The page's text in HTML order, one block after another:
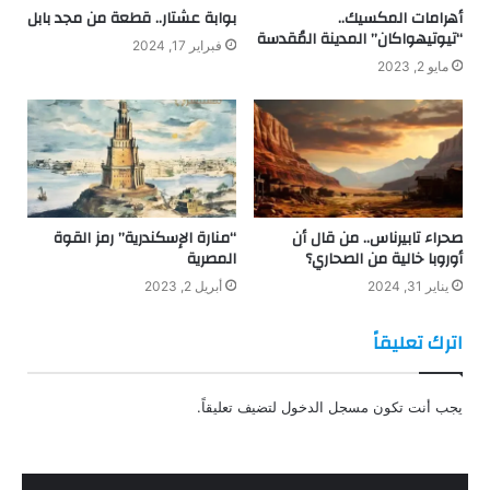
أهرامات المكسيك..
“تيوتيهواكان” المدينة المُقدسة
مايو 2, 2023
بوابة عشتار.. قطعة من مجد بابل
فبراير 17, 2024
صحراء تابيرناس.. من قال أن
أوروبا خالية من الصحاري؟
يناير 31, 2024
“منارة الإسكندرية” رمز القوة
المصرية
أبريل 2, 2023
اترك تعليقاً
يجب أنت تكون مسجل الدخول لتضيف تعليقاً.